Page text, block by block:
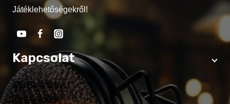
Játéklehetőségekről!
Kapcsolat
Munkatársaink
Médiaajánlat